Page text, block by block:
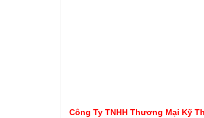
Công Ty TNHH Thương Mại Kỹ